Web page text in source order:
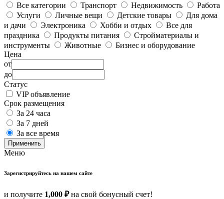
Все категории
Транспорт Недвижимость
Работа
Услуги
Личные вещи Детские товары
Для дома
и дачи
Электроника Хобби и отдых
Все для
праздника
Продукты питания
Стройматериалы и
инструменты
Животные
Бизнес и оборудование
Цена
от
до
Статус
VIP объявление
Срок размещения
За 24 часа
За 7 дней
За все время
Применить
Меню
Зарегистрируйтесь на нашем сайте
и получите 1,000 ₽на свой бонусный счет!